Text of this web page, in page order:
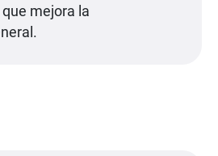
mejora la